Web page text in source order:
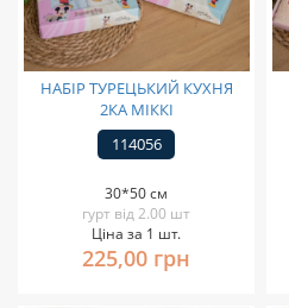
НАБІР ТУРЕЦЬКИЙ КУХНЯ
2КА МІККІ
114056
30*50 см
гурт від 2.00 шт
Ціна за 1 шт.
225,00 грн